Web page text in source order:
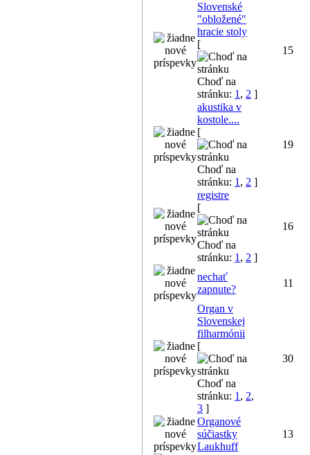
Slovenské
"obložené"
hracie stoly
[
Choď na
stránku: 1 , 2 ]
15
akustika v
kostole....
[
Choď na
stránku: 1 , 2 ]
19
registre
[
Choď na
stránku: 1 , 2 ]
16
nechať
zapnute?
11
Organ v
Slovenskej
filharmónii
[
Choď na
stránku: 1 , 2,
3 ]
30
Organové
súčiastky
Laukhuff
13